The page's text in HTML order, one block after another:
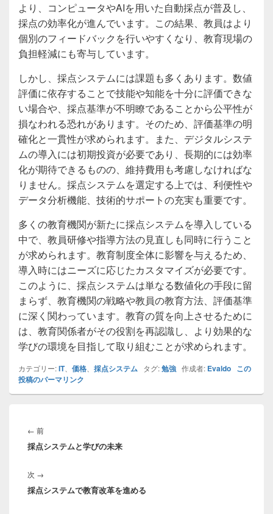
より、コンピュータやAIを用いた自動採点が普及し、
採点の効率化が進んでいます。この結果、教員はより
個別のフィードバックを行いやすくなり、教育現場の
負担軽減にも寄与しています。
しかし、採点システムには課題も多くあります。数値
評価に依存することで技能や知能を十分に評価できな
い場合や、採点基準が不明瞭であることから公平性が
損なわれる恐れがあります。そのため、評価基準の明
確化と一貫性が求められます。また、デジタルシステ
ムの導入には初期投資が必要であり、長期的には効率
化が期待できるものの、維持費用も考慮しなければな
りません。採点システムを選定する上では、利便性や
データ分析機能、技術的サポートの充実も重要です。
多くの教育機関が新たに採点システムを導入している
中で、教員研修や指導方法の見直しも同時に行うこと
が求められます。教育制度全体に影響を与えるため、
導入時にはニーズに応じたカスタマイズが必要です。
このように、採点システムは単なる数値化の手段に留
まらず、教育機関の戦略や教員の教育方法、評価基準
に深く関わっています。教育の質を向上させるために
は、教育関係者がその役割を再認識し、より効果的な
学びの環境を目指して取り組むことが求められます。
カテゴリー:IT、 価格 採点システム タグ:勉強 作成者: Evaldo この
投稿のパーマリンク
稿
ナ
ゲ
ー
シ
← 前前
の
採点システムと学びの未来
次 →
の
採点システムで教育改革を進める